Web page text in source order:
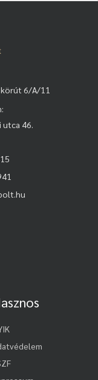
körút 6/A/11
utca 46.